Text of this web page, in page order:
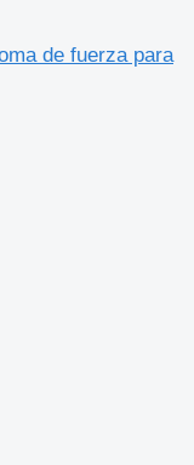
de fuerza para